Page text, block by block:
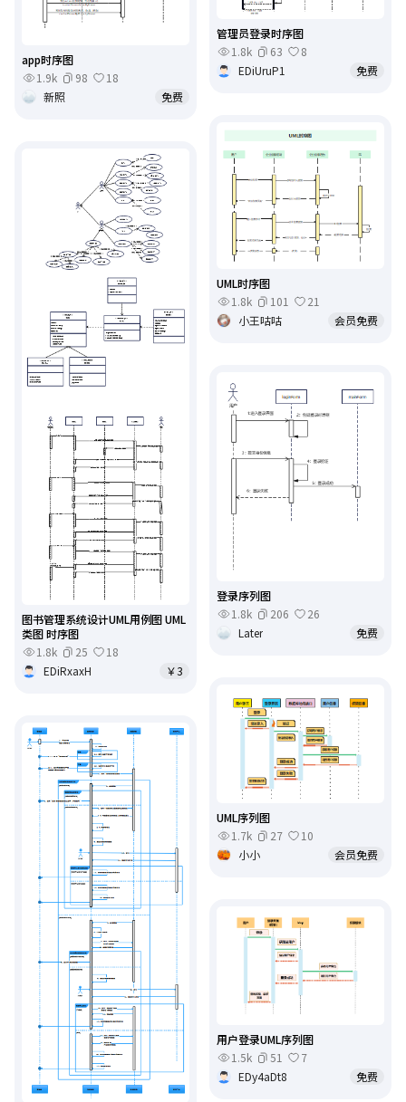
app时序图
1.9k
98
18
新照
免费
管理员登录时序图
1.8k
63
8
EDiUruP1
免费
UML时序图
1.8k
101
21
小王咕咕
会员免费
图书管理系统设计UML用例图 UML
类图 时序图
1.8k
25
18
EDiRxaxH
￥3
登录序列图
1.8k
206
26
Later
免费
UML序列图
1.7k
27
10
小小
会员免费
用户登录UML序列图
1.5k
51
7
EDy4aDt8
免费